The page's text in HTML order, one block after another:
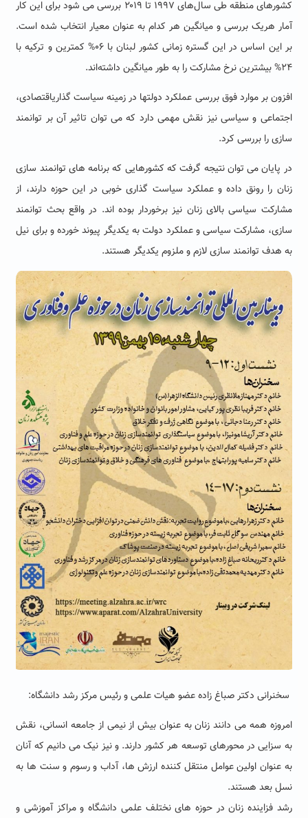
کشورهای منطقه طی سال‌های ۱۹۹۷ تا ۲۰۱۹ بررسی می شود برای این کار
آمار هریک بررسی و میانگین هر کدام به عنوان معیار انتخاب شده است.
بر این اساس در این گستره زمانی کشور لبنان با ۰۶% کمترین و ترکیه با
۲۴% بیشترین نرخ مشارکت را به طور میانگین داشته‌اند.
افزون بر موارد فوق بررسی عملکرد دولتها در زمینه سیاست گذاریاقتصادی،
اجتماعی و سیاسی نیز نقش مهمی دارد که می توان تاثیر آن بر توانمند
سازی را بررسی کرد.
در پایان می توان نتیجه گرفت که کشورهایی که برنامه های توانمند سازی
زنان را رونق داده و عملکرد سیاست گذاری خوبی در این حوزه دارند، از
مشارکت سیاسی بالای زنان نیز برخوردار بوده اند. در واقع بحث توانمند
سازی، مشارکت سیاسی و عملکرد دولت به یکدیگر پیوند خورده و برای نیل
به هدف توانمند سازی لازم و ملزوم یکدیگر هستند.
سخنرانی دکتر صباغ زاده عضو هیات علمی و رئیس مرکز رشد دانشگاه:
امروزه همه می دانند زنان به عنوان بیش از نیمی از جامعه انسانی، نقش
به سزایی در محورهای توسعه هر کشور دارند. و نیز نیک می دانیم که آنان
به عنوان اولین عوامل منتقل کننده ارزش ها، آداب و رسوم و سنت ها به
نسل بعد هستند.
رشد فزاینده زنان در حوزه های نختلف علمی دانشگاه و مراکز آموزشی و